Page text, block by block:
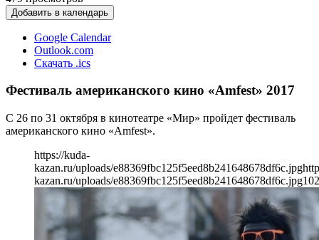
Добавить в календарь
Google Calendar
Outlook.com
Скачать .ics
Фестиваль американского кино «Amfest» 2017
С 26 по 31 октября в кинотеатре «Мир» пройдет фестиваль
американского кино «Amfest».
https://kuda-
kazan.ru/uploads/e88369fbc125f5eed8b241648678df6c.jpg
kazan.ru/uploads/e88369fbc125f5eed8b241648678df6c.jpg